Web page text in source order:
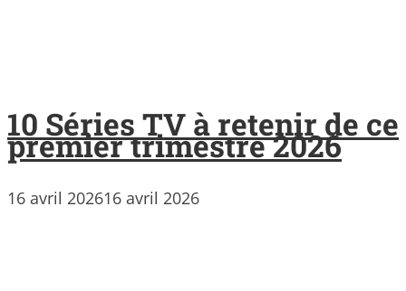
10 Séries TV à retenir de ce
premier trimestre 2026
16 avril 202616 avril 2026